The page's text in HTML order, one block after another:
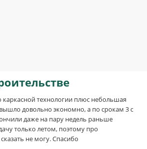
технологии плюс небольшая
довольно экономно, а по срокам 3 с
даже на пару недель раньше
только летом, поэтому про
не могу. Спасибо